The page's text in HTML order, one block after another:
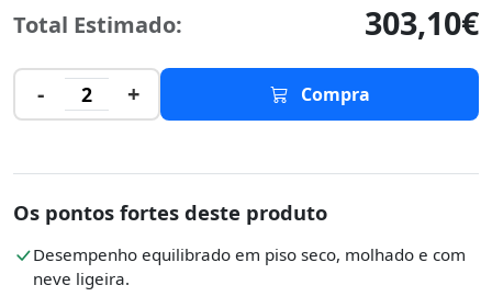
Total Estimado: 303,10€
- 2 + Compra
Os pontos fortes deste produto
Desempenho equilibrado em piso seco, molhado e com
neve ligeira.